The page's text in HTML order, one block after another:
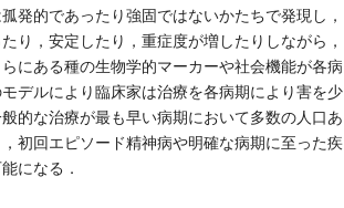
発的であったり強固ではないかたちで発現し，
り，安定したり，重症度が増したりしながら，
にある種の生物学的マーカーや社会機能が各病
デルにより臨床家は治療を各病期により害を少
的な治療が最も早い病期において多数の人口あ
初回エピソード精神病や明確な病期に至った疾
になる．